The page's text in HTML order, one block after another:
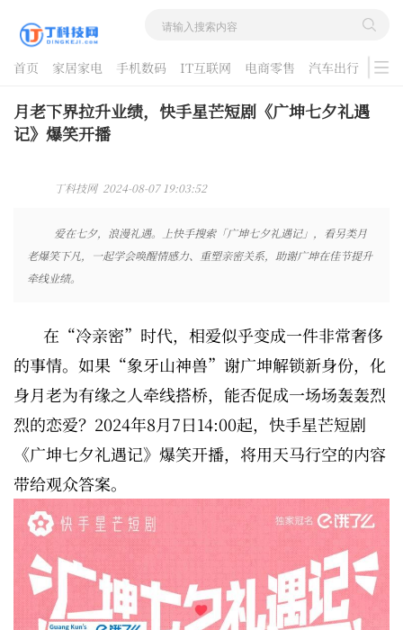
首页 家居家电 手机数码 IT互联网 电商零售 汽车出行
游戏
酷品评测
月老下界拉升业绩，快手星芒短剧《广坤七夕礼遇
记》爆笑开播
丁科技网 2024-08-07 19:03:52
爱在七夕，浪漫礼遇。上快手搜索「广坤七夕礼遇记」，看另类月
老爆笑下凡，一起学会唤醒情感力、重塑亲密关系，助谢广坤在佳节提升
牵线业绩。
在“冷亲密”时代，相爱似乎变成一件非常奢侈
的事情。如果“象牙山神兽”谢广坤解锁新身份，化
身月老为有缘之人牵线搭桥，能否促成一场场轰轰烈
烈的恋爱？2024年8月7日14:00起，快手星芒短剧
《广坤七夕礼遇记》爆笑开播，将用天马行空的内容
带给观众答案。